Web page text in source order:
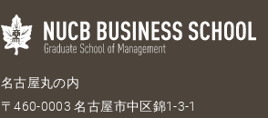
名古屋丸の内
〒460-0003 名古屋市中区錦1-3-1